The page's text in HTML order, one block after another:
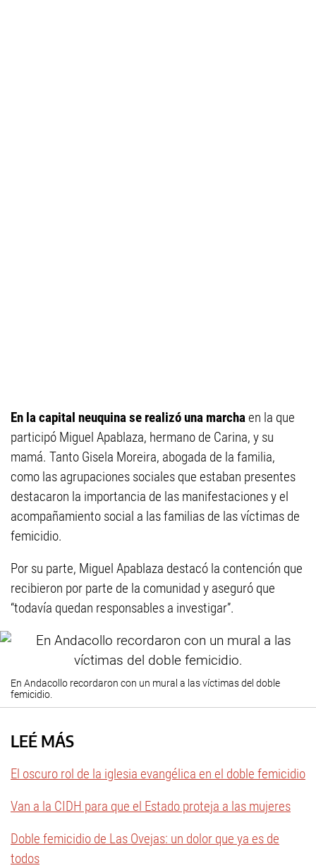
En la capital neuquina se realizó una marchaen la que
participó Miguel Apablaza, hermano de Carina, y su
mamá. Tanto Gisela Moreira, abogada de la familia,
como las agrupaciones sociales que estaban presentes
destacaron la importancia de las manifestaciones y el
acompañamiento social a las familias de las víctimas de
femicidio.
Por su parte, Miguel Apablaza destacó la contención que
recibieron por parte de la comunidad y aseguró que
“todavía quedan responsables a investigar”.
En Andacollo recordaron con un mural a las víctimas del doble
femicidio.
LEÉ MÁS
El oscuro rol de la iglesia evangélica en el doble femicidio
Van a la CIDH para que el Estado proteja a las mujeres
Doble femicidio de Las Ovejas: un dolor que ya es de
todos